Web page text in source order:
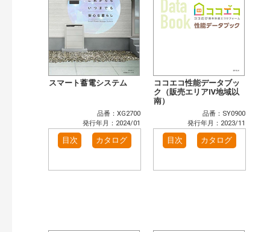
スマート蓄電システム
品番：XG2700
発行年月：2024/01
目次 カタログ
ココエコ性能データブッ
ク（販売エリアⅣ地域以
南）
品番：SY0900
発行年月：2023/11
目次 カタログ